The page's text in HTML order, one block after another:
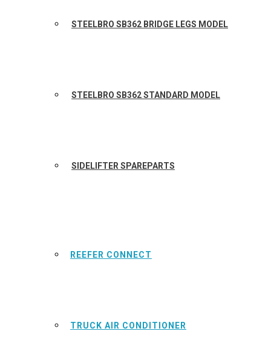
STEELBRO SB362 BRIDGE LEGS MODEL
STEELBRO SB362 STANDARD MODEL
SIDELIFTER SPAREPARTS
REEFER CONNECT
TRUCK AIR CONDITIONER